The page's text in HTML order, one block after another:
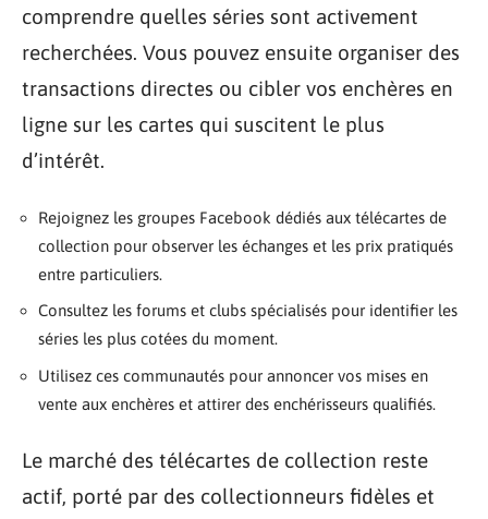
comprendre quelles séries sont activement
recherchées. Vous pouvez ensuite organiser des
transactions directes ou cibler vos enchères en
ligne sur les cartes qui suscitent le plus
d’intérêt.
Rejoignez les groupes Facebook dédiés aux télécartes de
collection pour observer les échanges et les prix pratiqués
entre particuliers.
Consultez les forums et clubs spécialisés pour identifier les
séries les plus cotées du moment.
Utilisez ces communautés pour annoncer vos mises en
vente aux enchères et attirer des enchérisseurs qualifiés.
Le marché des télécartes de collection reste
actif, porté par des collectionneurs fidèles et